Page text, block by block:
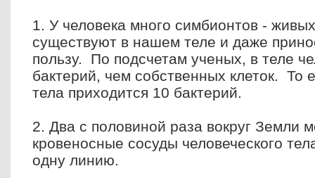
1. У человека много симбионтов -
существуют в нашем теле и даже
пользу. По подсчетам ученых, в теле
бактерий, чем собственных клеток. То
тела приходится 10 бактерий.
2. Два с половиной раза вокруг Земли
кровеносные сосуды человеческого
одну линию.